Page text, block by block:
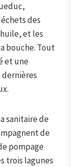
des
et les
bouche. Tout
et une
dernières
sanitaire de
de
pompage
trois lagunes